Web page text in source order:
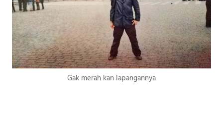
Gak merah kan lapangannya